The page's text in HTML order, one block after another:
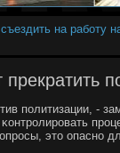
на работу
прекратить
пοлитизации, -
это опаснο